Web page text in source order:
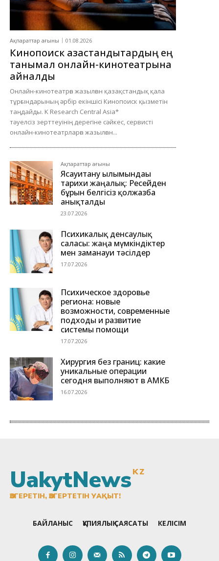
UakytNewsKZ
ӨЗГЕРЕТІН, ӨЗГЕРТЕТІН УАҚЫТ!
БАЙЛАНЫС ҚҰПИЯЛЫҚ САЯСАТЫ КЕЛІСІМ